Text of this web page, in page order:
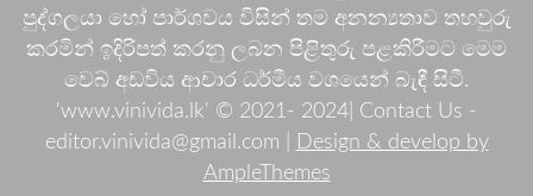
පුද්ගලයා හෝ පාර්ශවය විසින් තම අනන්‍යතාව තහවුරු
කරමින් ඉදිරිපත් කරනු ලබන පිළිතුරු පළකිරීමට මෙම
වෙබ් අඩවිය ආචාර ධර්මීය වශයෙන් බැඳී සිටී.
'www.vinivida.lk' © 2021- 2024| Contact Us -
editor.vinivida@gmail.com |
Design & develop by
AmpleThemes